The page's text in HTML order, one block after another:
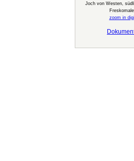
Joch von Westen,
zoom in